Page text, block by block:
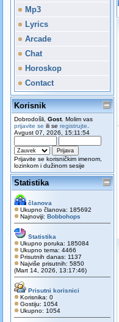
Mp3
Lyrics
Arcade
Chat
Horoskop
Contact
Korisnik
Dobrodošli, Gost. Molim vas
prijavite se ili se registrujte
Avgust 07, 2026, 15:11:54
Prijavite se korisničkim imenom,
lozinkom i dužinom sesije
Statistika
članova
Ukupno članova: 185692
Najnoviji: Bobbohops
Statistika
Ukupno poruka: 185084
Ukupno tema: 4466
Prisutnih danas: 1137
Najviše prisutnih: 5850
(Mart 14, 2026, 13:17:46)
Prisutni korisnici
Korisnika: 0
Gostiju: 1054
Ukupno: 1054